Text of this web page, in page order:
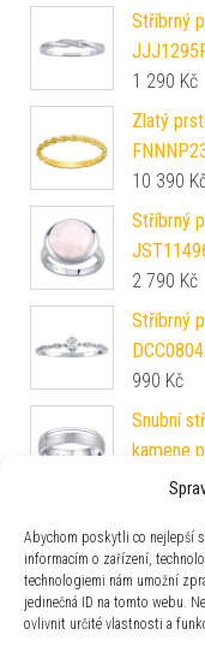
Abychom poskytli co nejlepší
informacím o zařízení,
technologiemi nám umožní
jedinečná ID na tomto webu.
ovlivnit určité vlastnosti a
Stříbrný
1 290 Kč
Zlatý
10 390
Stříbrný
2 790 Kč
Stříbrný
990 Kč
Snubní
kamene
2 690Kč
590Kč
Stříbrný